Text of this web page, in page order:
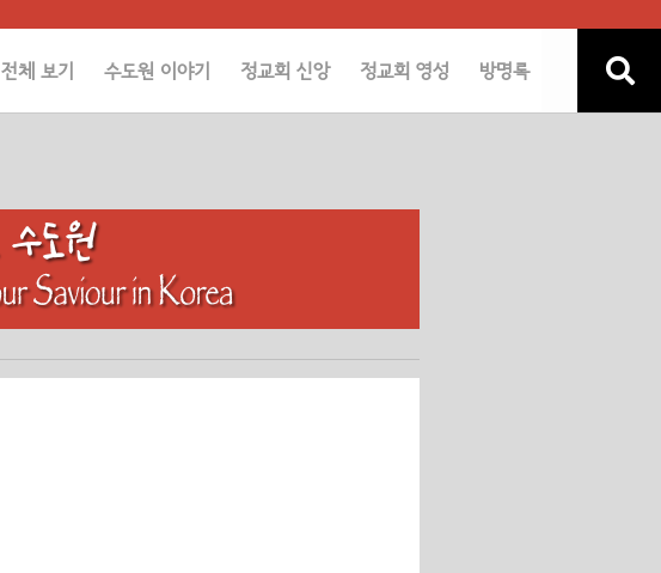
전체 보기 수도원 이야기 정교회 신앙 정교회 영성 방명록